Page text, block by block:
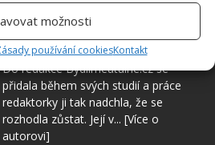
možnosti
používání cookiesKontakt
Hana Musilová
Do redakce Bydlimeutulne.cz se
přidala během svých studií a práce
redaktorky ji tak nadchla, že se
rozhodla zůstat. Její v... [Více o
autorovi]